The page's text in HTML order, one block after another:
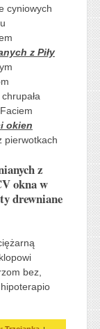
cyniowych
z Piły
okien
pierwotkach
z
okna w
drewniane
bez,
hipoterapio